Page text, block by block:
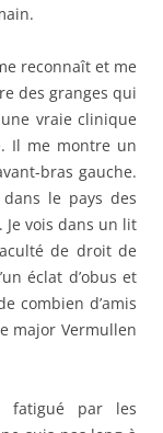
reconnaît et me
des granges qui
vraie clinique
Il me montre un
bras gauche.
le pays des
Je vois dans un lit
de droit de
éclat d’obus et
combien d’amis
major Vermullen
fatigué par les